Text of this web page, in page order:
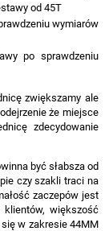
od 45T
wymiarów
po sprawdzeniu
zwiększamy ale
że miejsce
zdecydowanie
być słabsza od
czy szakli traci na
zaczepów jest
większość
w zakresie 44MM